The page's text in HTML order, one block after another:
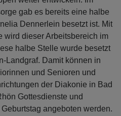
gab es bereits eine halbe
Dennerlein besetzt ist. Mit
wird dieser Arbeitsbereich im
halbe Stelle wurde besetzt
Landgraf. Damit können in
und Senioren und
der Diakonie in Bad
Gottesdienste und
angeboten werden.